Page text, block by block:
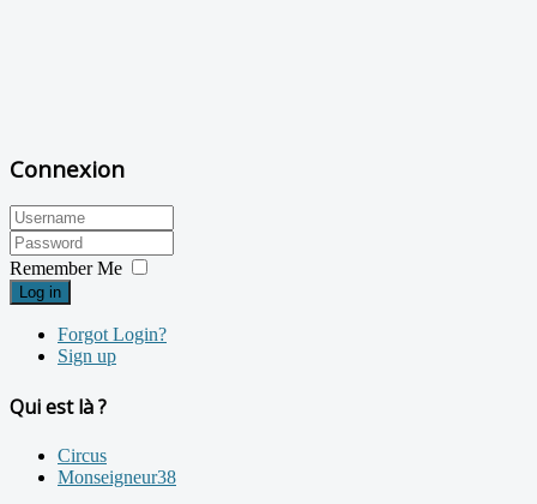
Connexion
Remember Me
Log in
Forgot Login?
Sign up
Qui est là ?
Circus
Monseigneur38